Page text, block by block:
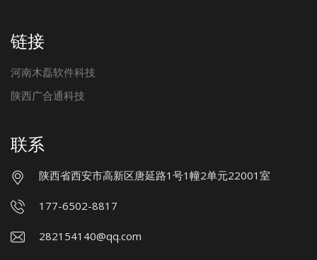
链接
河南木磊软件科技
陕西广合通科技
联系
陕西省西安市高新区唐延路1号1幢2单元22001室
177-6502-8817
282154140@qq.com